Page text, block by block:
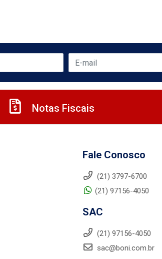
Notas Fiscais
Fale Conosco
(21) 3797-6700
(21) 97156-4050
SAC
(21) 97156-4050
sac@boni.com.br